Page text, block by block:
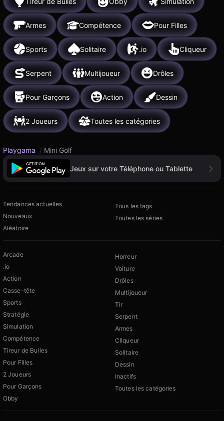
Armes Compétence Pour Filles
Sports Solitaire .io Cliqueur
Serpent Multijoueur Drôles
Pour Garçons Action Dessin
2 Joueurs Toutes les catégories
Playgama / Mini Golf
Jeux sur votre Téléphone ou Tablette
Tendances actuelles
Nouveaux
Aléatoire
Tous les tags
Toutes les séries
Arcade
.io
Action
Casse-tête
Sports
Stratégie
Simulation
Compétence
Tireur de Bulles
Pour Filles
2 Joueurs
Pour Garçons
Obby
Horreur
Voiture
Drôles
Multijoueur
Tir
Serpent
Armes
Cliqueur
Solitaire
Dessin
Inactifs
Toutes les catégories